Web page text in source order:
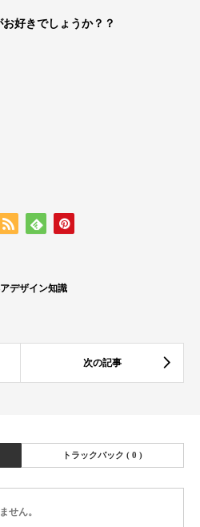
好きでしょうか？？
デザイン知識
トラックバック ( 0 )
せん。